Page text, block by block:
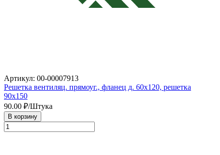
Артикул: 00-00007913
Решетка вентиляц. прямоуг., фланец д. 60х120, решетка
90х150
90.00 ₽/Штука
В корзину